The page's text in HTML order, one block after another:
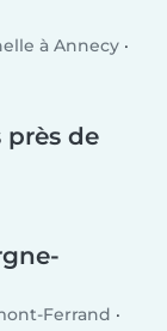
à Annecy
près de
Ferrand